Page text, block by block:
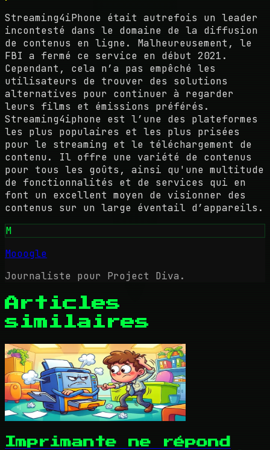
Streaming4iPhone était autrefois un leader
incontesté dans le domaine de la diffusion
de contenus en ligne. Malheureusement, le
FBI a fermé ce service en début 2021.
Cependant, cela n’a pas empêché les
utilisateurs de trouver des solutions
alternatives pour continuer à regarder
leurs films et émissions préférés.
Streaming4iphone est l’une des plateformes
les plus populaires et les plus prisées
pour le streaming et le téléchargement de
contenu. Il offre une variété de contenus
pour tous les goûts, ainsi qu'une multitude
de fonctionnalités et de services qui en
font un excellent moyen de visionner des
contenus sur un large éventail d’appareils.
M
Mooogle
Journaliste pour Project Diva.
Articles
similaires
Imprimante ne répond